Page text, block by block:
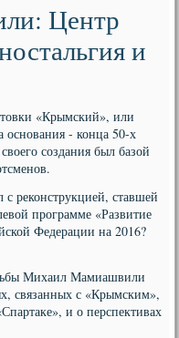
Центр
и
«Крымский», или
основания - конца 50-х
создания был базой
реконструкцией, ставшей
программе «Развитие
Федерации на 2016?
Михаил Мамиашвили
связанных с «Крымским»,
и о перспективах